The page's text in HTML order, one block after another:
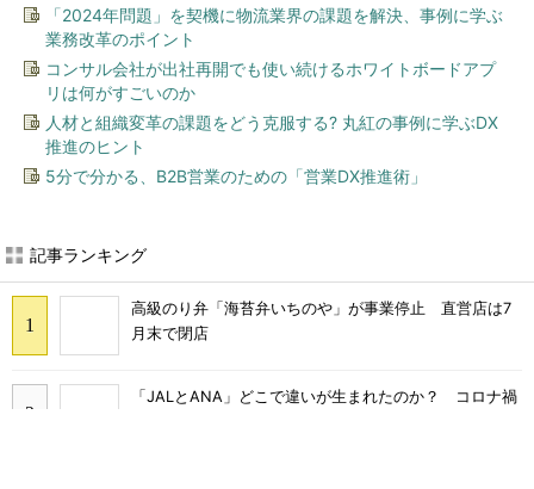
「2024年問題」を契機に物流業界の課題を解決、事例に学ぶ
業務改革のポイント
コンサル会社が出社再開でも使い続けるホワイトボードアプ
リは何がすごいのか
人材と組織変革の課題をどう克服する? 丸紅の事例に学ぶDX
推進のヒント
5分で分かる、B2B営業のための「営業DX推進術」
記事ランキング
高級のり弁「海苔弁いちのや」が事業停止 直営店は7
月末で閉店
「JALとANA」どこで違いが生まれたのか？ コロナ禍